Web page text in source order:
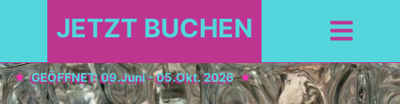
JETZT BUCHEN
GEÖFFNET: 09.Juni - 05.Okt. 2026